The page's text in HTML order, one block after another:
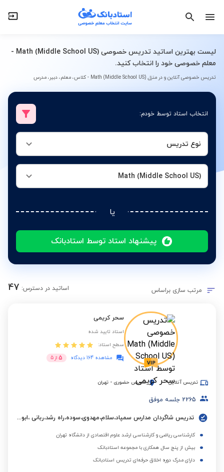
لیست بهترین اساتید تدریس خصوصی Math (Middle School US) -
معلم خصوصی خود را انتخاب کنید.
تدریس خصوصی آنلاین و در منزل Math (Middle School US) - کلاس، معلم، دبیر، مدرس
انتخاب استاد توسط خودم:
نوع تدریس
Math (Middle School US)
یا
پیشنهاد استاد توسط استادبانک
مرتب سازی براساس اساتید در دسترس: 47
سحر کریمی
استاد تایید شده
سطح استاد:
مشاهده 164 دیدگاه
5 از 5
تدریس آنلاین تدریس حضوری - تهران
2265 جلسه موفق
تدریس شاگردان مدارس سمپاد،سلام،مهدوی،سوده،راه رشد،ربانی ،ابوعلی سینا،البرز و مدارس بین المللی.
کارشناسی ریاضی و کارشناسی ارشد علوم اقتصادی از دانشگاه تهران
بیش از پنج سال همکاری با مجموعه استادبانک
دارای مدرک دوره اخلاق حرفه‌ای تدریس استادبانک